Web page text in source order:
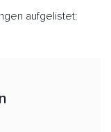
aufgelistet: